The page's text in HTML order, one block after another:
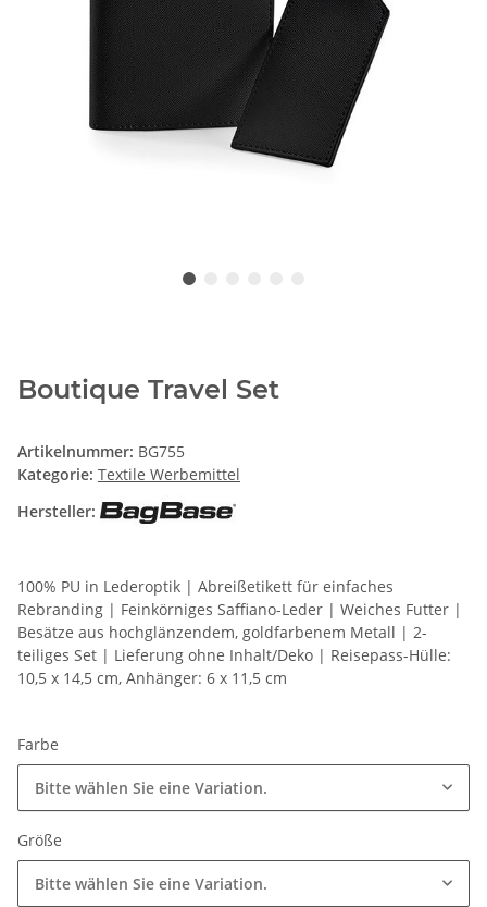
Boutique Travel Set
Artikelnummer: BG755
Kategorie: Textile Werbemittel
Hersteller:
100% PU in Lederoptik | Abreißetikett für einfaches
Rebranding | Feinkörniges Saffiano-Leder | Weiches Futter |
Besätze aus hochglänzendem, goldfarbenem Metall | 2-
teiliges Set | Lieferung ohne Inhalt/Deko | Reisepass-Hülle:
10,5 x 14,5 cm, Anhänger: 6 x 11,5 cm
Farbe
Bitte wählen Sie eine Variation.
Größe
Bitte wählen Sie eine Variation.